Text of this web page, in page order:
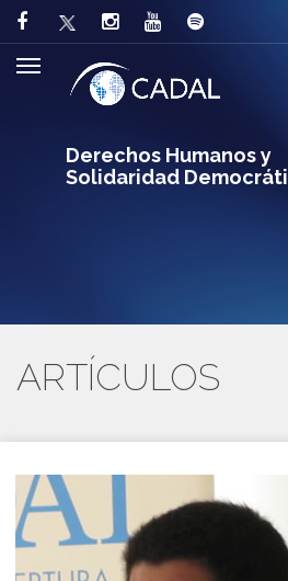
Derechos Humanos y
Solidaridad
ARTÍCULOS